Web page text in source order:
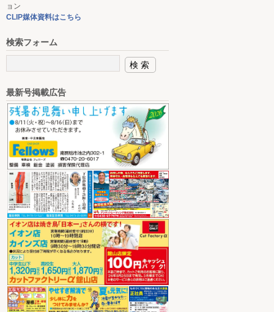
ョン
CLIP媒体資料はこちら
検索フォーム
最新号掲載広告